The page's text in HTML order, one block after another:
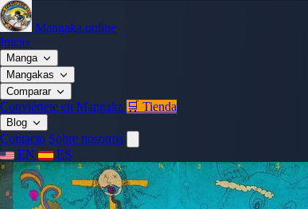
Mangaka.online
Inicio
Manga
Mangakas
Comparar
Conviértete en Mangaka 🛒 Tienda
Blog
Contacto Sobre nosotros
EN
ES